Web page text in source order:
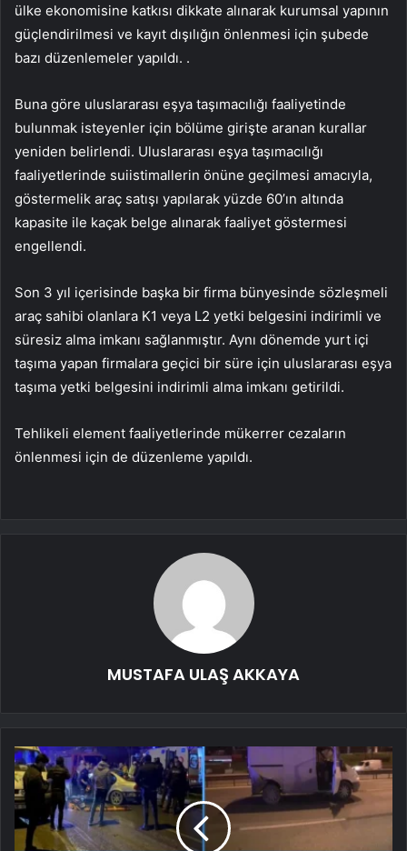
ülke ekonomisine katkısı dikkate alınarak kurumsal yapının
güçlendirilmesi ve kayıt dışılığın önlenmesi için şubede
bazı düzenlemeler yapıldı. .
Buna göre uluslararası eşya taşımacılığı faaliyetinde
bulunmak isteyenler için bölüme girişte aranan kurallar
yeniden belirlendi. Uluslararası eşya taşımacılığı
faaliyetlerinde suiistimallerin önüne geçilmesi amacıyla,
göstermelik araç satışı yapılarak yüzde 60’ın altında
kapasite ile kaçak belge alınarak faaliyet göstermesi
engellendi.
Son 3 yıl içerisinde başka bir firma bünyesinde sözleşmeli
araç sahibi olanlara K1 veya L2 yetki belgesini indirimli ve
süresiz alma imkanı sağlanmıştır. Aynı dönemde yurt içi
taşıma yapan firmalara geçici bir süre için uluslararası eşya
taşıma yetki belgesini indirimli alma imkanı getirildi.
Tehlikeli element faaliyetlerinde mükerrer cezaların
önlenmesi için de düzenleme yapıldı.
MUSTAFA ULAŞ AKKAYA